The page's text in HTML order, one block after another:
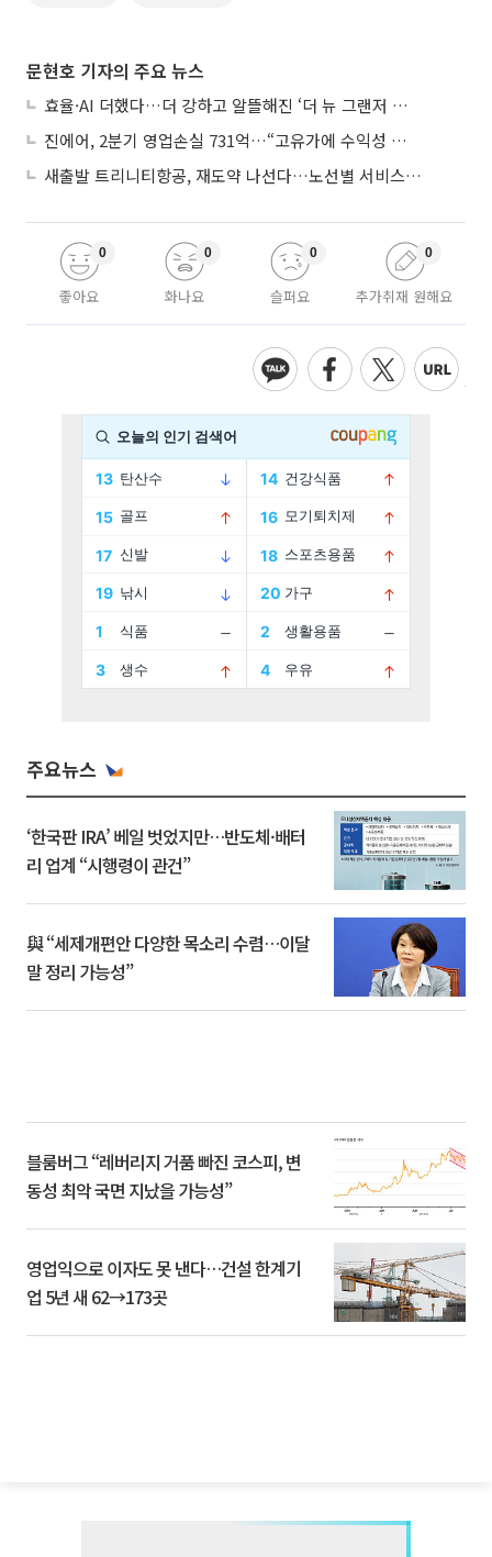
문현호 기자의 주요 뉴스
효율·AI 더했다…더 강하고 알뜰해진 ‘더 뉴 그랜저 하이브리드’
진에어, 2분기 영업손실 731억…“고유가에 수익성 악화”
새출발 트리니티항공, 재도약 나선다…노선별 서비스 차별화
좋아요
0
화나요
0
슬퍼요
0
추가취재 원해요
0
주요뉴스
‘한국판 IRA’ 베일 벗었지만…반도체·배터
리 업계 “시행령이 관건”
與 “세제개편안 다양한 목소리 수렴…이달
말 정리 가능성”
블룸버그 “레버리지 거품 빠진 코스피, 변
동성 최악 국면 지났을 가능성”
영업익으로 이자도 못 낸다…건설 한계기
업 5년 새 62→173곳